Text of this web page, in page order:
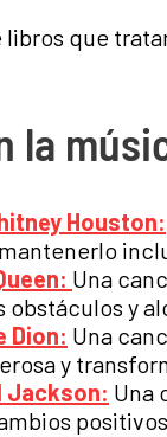
libros que
la
Houston:
Una
y
Dion: Una
y
Jackson: Una